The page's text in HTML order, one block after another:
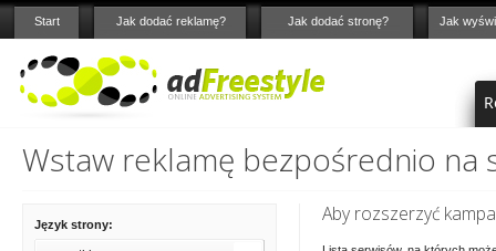
Start Jak dodać reklamę? Jak dodać stronę? Jak
Wstaw reklamę bezpośrednio na
Język strony: Aby rozszerzyć